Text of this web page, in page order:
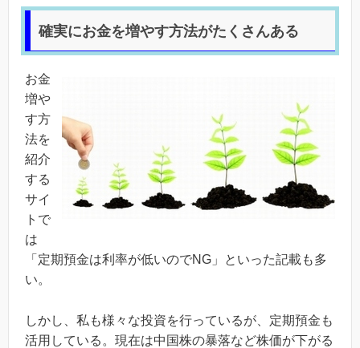
確実にお金を増やす方法がたくさんある
お金
増や
す方
法を
紹介
する
サイ
トで
は
「定期預金は利率が低いのでNG」といった記載も多
い。
しかし、私も様々な投資を行っているが、定期預金も
活用している。現在は中国株の暴落など株価が下がる